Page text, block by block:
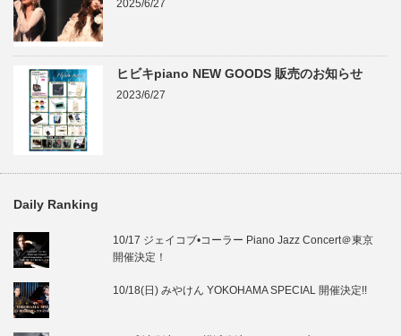
2025/6/27
ヒビキpiano NEW GOODS 販売のお知らせ
2023/6/27
Daily Ranking
10/17 ジェイコブ•コーラー Piano Jazz Concert＠東京
開催決定！
10/18(日) みやけん YOKOHAMA SPECIAL 開催決定!!